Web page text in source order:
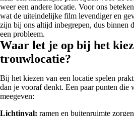
weer een andere locatie. Voor ons
wat de uiteindelijke film levendiger en
zijn bij ons altijd inbegrepen, dus binnen
een probleem.
Waar let je op bij het
trouwlocatie?
Bij het kiezen van een locatie spelen
dan je vooraf denkt. Een paar punten die
meegeven:
Lichtinval: ramen en buitenruimte